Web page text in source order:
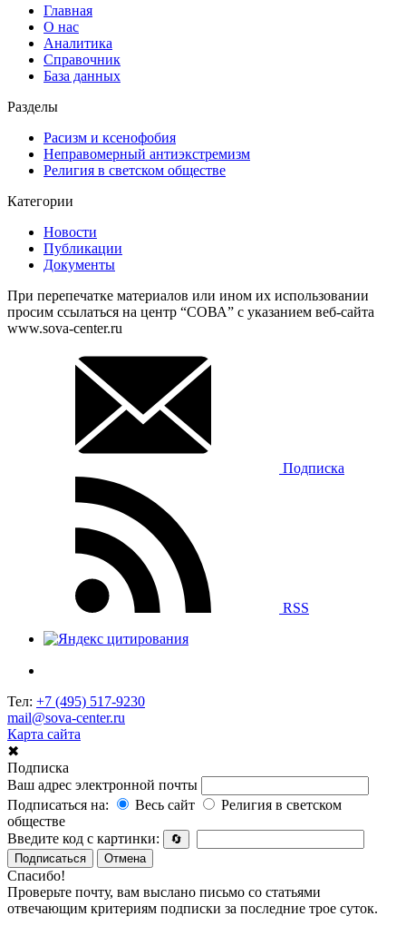
Главная
О нас
Аналитика
Справочник
База данных
Разделы
Расизм и ксенофобия
Неправомерный антиэкстремизм
Религия в светском обществе
Категории
Новости
Публикации
Документы
При перепечатке материалов или ином их использовании
просим ссылаться на центр “СОВА” с указанием веб-сайта
www.sova-center.ru
Подписка
RSS
Тел: +7 (495) 517-9230
mail@sova-center.ru
Карта сайта
✖
Подписка
Ваш адрес электронной почты
Подписаться на:
Весь сайт
Религия в светском
обществе
Введите код с картинки:
🔄
Подписаться
Отмена
Спасибо!
Проверьте почту, вам выслано письмо со статьями
отвечающим критериям подписки за последние трое суток.